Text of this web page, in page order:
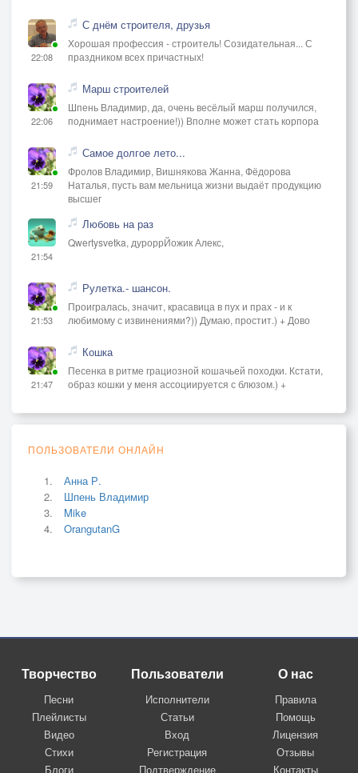
22:08
С днём строителя, друзья
Хорошая профессия - строитель! Созидательная... С
праздником всех причастных!
22:06
Марш строителей
Шпень Владимир, да, очень весёлый марш получился,
поднимает настроение!)) Вполне может стать корпора
21:59
Самое долгое лето...
Фролов Владимир, Вишнякова Жанна, Фёдорова
Наталья, пусть вам мельница жизни выдаёт продукцию
высшег
21:54
Любовь на раз
Qwertysvetka, дуроррЙожик Алекс,
21:53
Рулетка.- шансон.
Проигралась, значит, красавица в пух и прах - и к
любимому с извинениями?)) Думаю, простит.) + Дово
21:47
Кошка
Песенка в ритме грациозной кошачьей походки. Кстати,
образ кошки у меня ассоциируется с блюзом.) +
ПОЛЬЗОВАТЕЛИ ОНЛАЙН
Анна Р.
Шпень Владимир
Mike
OrangutanG
Творчество
Песни
Плейлисты
Видео
Стихи
Блоги
Пользователи
Исполнители
Статьи
Вход
Регистрация
Подтверждение
О нас
Правила
Помощь
Лицензия
Отзывы
Контакты